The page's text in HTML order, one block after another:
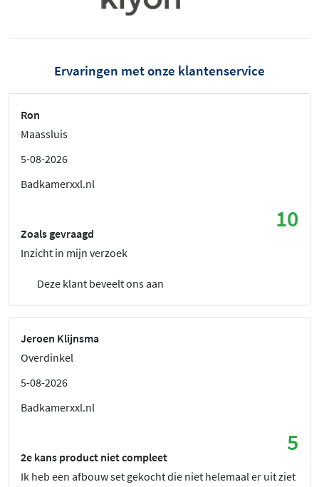
Ervaringen met onze klantenservice
Ron
Maassluis
5-08-2026
Badkamerxxl.nl
10
Zoals gevraagd
Inzicht in mijn verzoek
Deze klant beveelt ons aan
Jeroen Klijnsma
Overdinkel
5-08-2026
Badkamerxxl.nl
5
2e kans product niet compleet
Ik heb een afbouw set gekocht die niet helemaal er uit ziet